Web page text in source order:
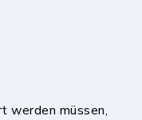
werden müssen,